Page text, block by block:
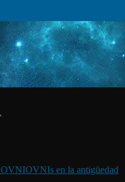
OVNIOVNIs en la antigüedad